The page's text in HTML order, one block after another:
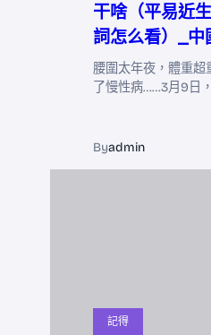
干啥（平易近
詞怎么看）_中
腰圍太年夜，體重超
了慢性病……3月9日
Byadmin
記得